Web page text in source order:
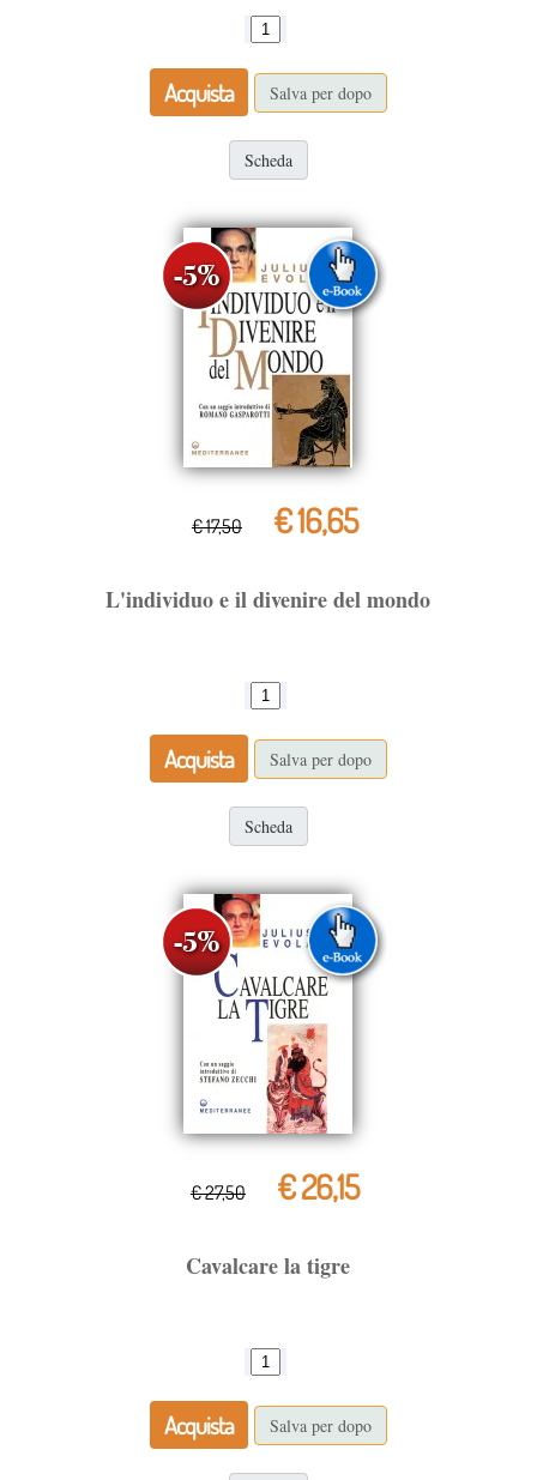
Acquista Salva per dopo
Scheda
€ 17,50 € 16,65
L'individuo e il divenire del mondo
Acquista Salva per dopo
Scheda
€ 27,50 € 26,15
Cavalcare la tigre
Acquista Salva per dopo